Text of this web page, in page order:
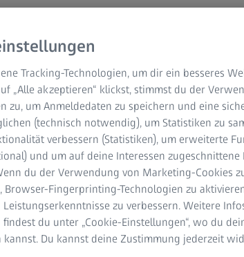
Tracking-Technologien, um dir ein besseres
„Alle akzeptieren“ klickst, stimmst du der
zu, um Anmeldedaten zu speichern und eine
(technisch notwendig), um Statistiken zu
verbessern (Statistiken), um erweiterte
und um auf deine Interessen zugeschnittene
du der Verwendung von Marketing-Cookies
Browser-Fingerprinting-Technologien zu
zu verbessern. Weitere
du unter „Cookie-Einstellungen“, wo du
kannst. Du kannst deine Zustimmung jederzeit